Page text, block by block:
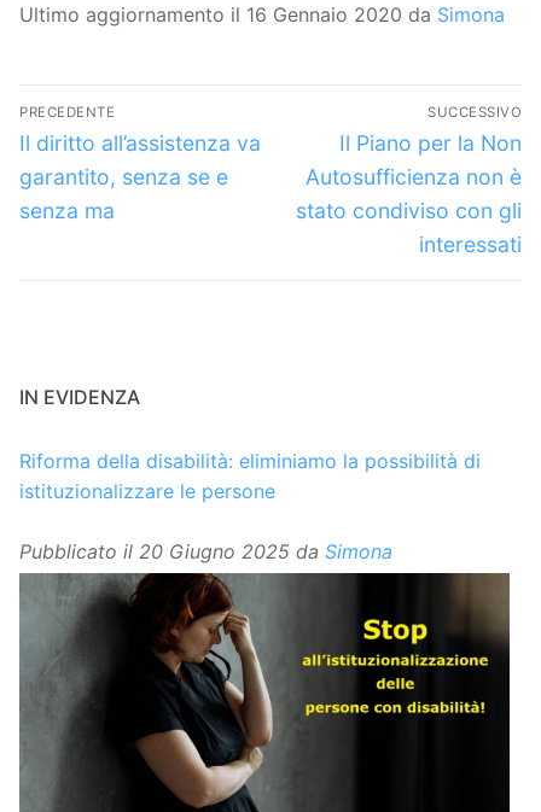
Ultimo aggiornamento il 16 Gennaio 2020 da Simona
Navigazione
articoli
PRECEDENTE
Articolo
precedente:
Il diritto all’assistenza va
garantito, senza se e
senza ma
SUCCESSIVO
Articolo
successivo:
Il Piano per la Non
Autosufficienza non è
stato condiviso con gli
interessati
IN EVIDENZA
Riforma della disabilità: eliminiamo la possibilità di
istituzionalizzare le persone
Pubblicato il 20 Giugno 2025 da Simona